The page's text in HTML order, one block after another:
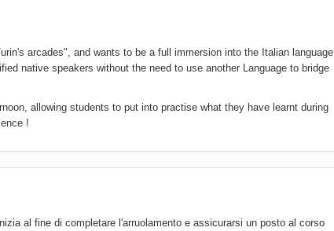
arcades", and wants to be a full immersion into the Italian language
native speakers without the need to use another Language to bridge
allowing students to put into practise what they have learnt during
!
al fine di completare l'arruolamento e assicurarsi un posto al corso